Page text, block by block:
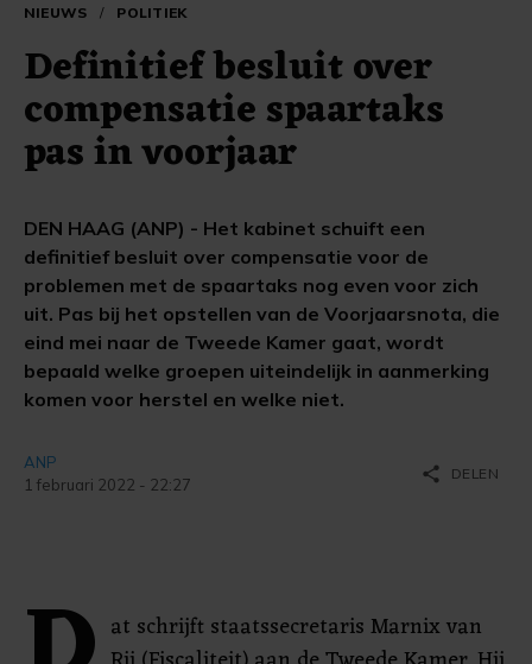
NIEUWS / POLITIEK
Definitief besluit over
compensatie spaartaks
pas in voorjaar
DEN HAAG (ANP) - Het kabinet schuift een
definitief besluit over compensatie voor de
problemen met de spaartaks nog even voor zich
uit. Pas bij het opstellen van de Voorjaarsnota, die
eind mei naar de Tweede Kamer gaat, wordt
bepaald welke groepen uiteindelijk in aanmerking
komen voor herstel en welke niet.
ANP
1 februari 2022 - 22:27
share DELEN
at schrijft staatssecretaris Marnix van